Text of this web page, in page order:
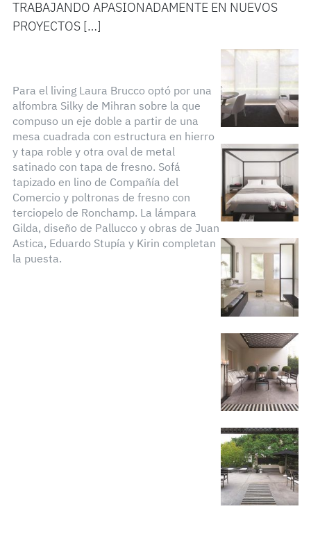
TRABAJANDO APASIONADAMENTE EN NUEVOS
PROYECTOS […]
Para el living Laura Brucco optó por una
alfombra Silky de Mihran sobre la que
compuso un eje doble a partir de una
mesa cuadrada con estructura en hierro
y tapa roble y otra oval de metal
satinado con tapa de fresno. Sofá
tapizado en lino de Compañía del
Comercio y poltronas de fresno con
terciopelo de Ronchamp. La lámpara
Gilda, diseño de Pallucco y obras de Juan
Astica, Eduardo Stupía y Kirin completan
la puesta.